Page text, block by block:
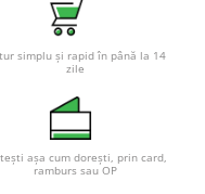
simplu și rapid în până la 14
zile
așa cum dorești, prin card,
ramburs sau OP